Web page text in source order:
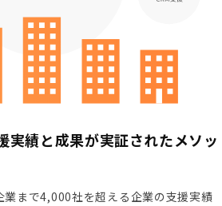
績と成果が実証されたメソッ
まで4,000社を超える企業の支援実績